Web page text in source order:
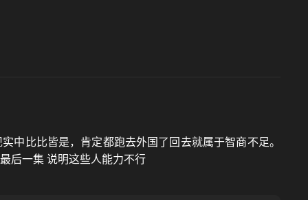
中比比皆是，肯定都跑去外国了回去就属于智商不足。
后一集 说明这些人能力不行